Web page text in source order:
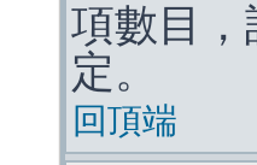
項數目
定。
回頂端